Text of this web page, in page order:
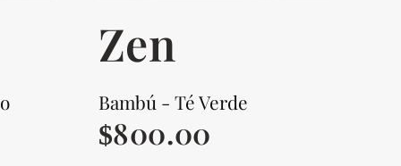
Zen
Bambú - Té Verde
$800.00